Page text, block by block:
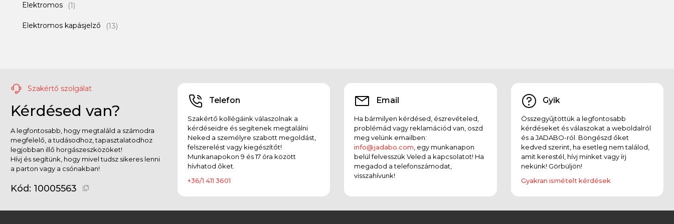
Elektromos (1)
Elektromos kapásjelző (13)
Etető pellet (15)
Feederkosár (12)
Feeder szett (6)
Főtt magvak, Magmix (4)
Garmin kiegészítő (3)
Gumicsizma (4)
Gumicsónak (1)
Szakértő szolgálat
Kérdésed van?
A legfontosabb, hogy megtaláld a számodra
megfelelő, a tudásodhoz, tapasztalatodhoz
legjobban illő horgászeszközöket!
Hívj és segítünk, hogy mivel tudsz sikeres lenni
a parton vagy a csónakban!
Kód: 10005563
Telefon
Szakértő kollégáink válaszolnak a
kérdéseidre és segítenek megtalálni
Neked a személyre szabott megoldást,
felszerelést vagy kiegészítőt!
Munkanapokon 9 és 17 óra között
hívhatod őket.
+36/1 411 3601
Email
Ha bármilyen kérdésed, észrevételed,
problémád vagy reklamációd van, oszd
meg velünk emailben:
info@jadabo.com , egy munkanapon
belül felvesszük Veled a kapcsolatot! Ha
megadod a telefonszámodat,
visszahívunk!
Gyik
Összegyűjtöttük a legfontosabb
kérdéseket és válaszokat a weboldalról
és a JADABO-ról. Böngészd őket
kedved szerint, ha esetleg nem találod,
amit kerestél, hívj minket vagy írj
nekünk! Görbüljön!
Gyakran ismételt kérdések